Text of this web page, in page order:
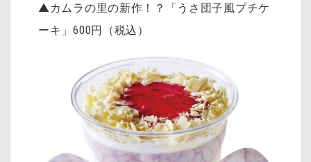
▲カムラの里の新作！？「うさ団子風プチケ
ーキ」600円（税込）